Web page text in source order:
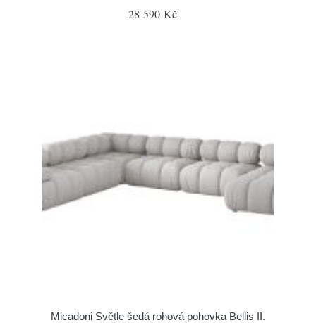
28 590 Kč
Micadoni Světle šedá rohová pohovka Bellis II.